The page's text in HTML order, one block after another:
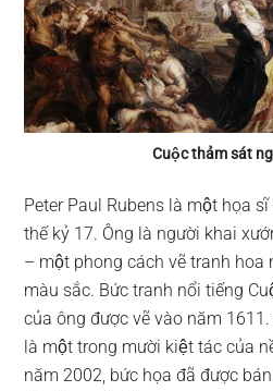
Cuộc thảm sát
Peter Paul Rubens là một họa
thế kỷ 17. Ông là người khai
– một phong cách vẽ tranh hoa
màu sắc. Bức tranh nổi tiếng
của ông được vẽ vào năm
là một trong mười kiệt tác của
năm 2002, bức họa đã được